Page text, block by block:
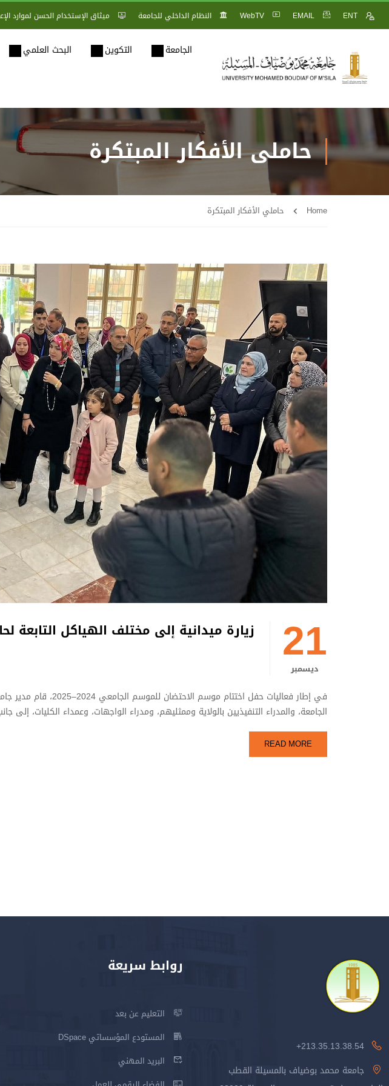
ENT
EMAIL
WebTV النظام الداخلي للجامعة ميثاق الإستخدام الحسن لموارد
الجامعة التكوين البحث العلمي
حاملي الأفكار المبتكرة
Home حاملي الأفكار المبتكرة
21
ديسمبر
زيارة ميدانية إلى مختلف الهياكل التابعة
في إطار فعاليات حفل
الجامعة، والمدراء التنفيذيين بالولاية وممثليهم، ومدراء الواجهات، وعمداء الكليات، إلى
READ MORE
213.35.13.38.54+
جامعة محمد بوضياف بالمسيلة القطب
روابط سريعة
التعليم عن بعد
المستودع المؤسساتي DSpace
البريد المهني